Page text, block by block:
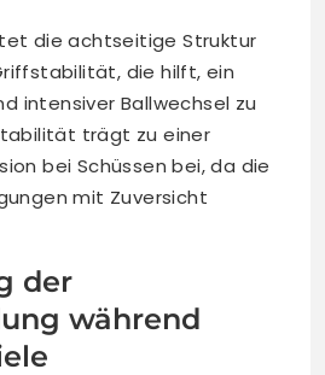
die achtseitige Struktur
die hilft, ein
intensiver Ballwechsel zu
trägt zu einer
bei Schüssen bei, da die
mit Zuversicht
der
während